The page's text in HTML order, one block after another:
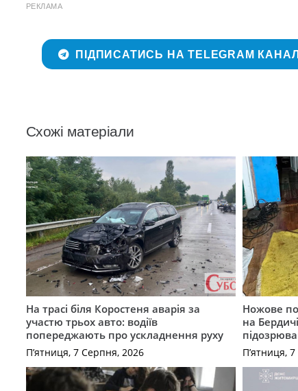
РЕКЛАМА
ПІДПИСАТИСЬ НА TELEGRAM КАНАЛ
Схожі матеріали
На трасі біля Коростеня аварія за
участю трьох авто: водіїв
попереджають про ускладнення руху
П’ятниця, 7 Серпня, 2026
Ножове
на
П’ятниця,